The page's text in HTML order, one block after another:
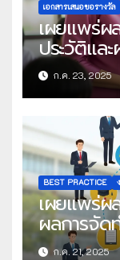
เอกสารเสนอขอรางวัล
เผยแพร่ผ
ประวัติแล
โครงการ
ครั้งที่ 22
ก.ค. 23, 2025
BEST PRACTICE
เผยแพร่ผ
ผลการจัด
คัดเลือกวิ
ก.ค. 21, 2025